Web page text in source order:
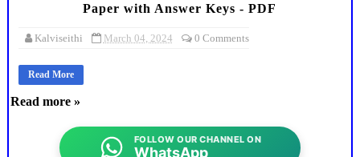
Paper with Answer Keys - PDF
Kalviseithi March 04, 2024 0 Comments
Read More
Read more »
FOLLOW OUR CHANNEL ON
WhatsApp